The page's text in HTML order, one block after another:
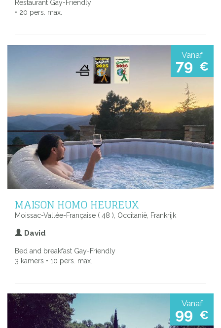
Restaurant Gay-Friendly
• 20 pers. max.
Vanaf
79 €
MAISON HOMO HEUREUX
Moissac-Vallée-Française ( 48 ), Occitanië, Frankrijk
David
Bed and breakfast Gay-Friendly
3 kamers • 10 pers. max.
Vanaf
99 €